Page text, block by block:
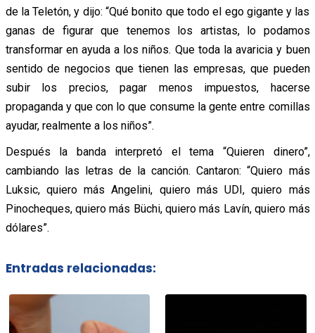
de la Teletón, y dijo: “Qué bonito que todo el ego gigante y las
ganas de figurar que tenemos los artistas, lo podamos
transformar en ayuda a los niños. Que toda la avaricia y buen
sentido de negocios que tienen las empresas, que pueden
subir los precios, pagar menos impuestos, hacerse
propaganda y que con lo que consume la gente entre comillas
ayudar, realmente a los niños”.
Después la banda interpretó el tema “Quieren dinero”,
cambiando las letras de la canción. Cantaron: “Quiero más
Luksic, quiero más Angelini, quiero más UDI, quiero más
Pinocheques, quiero más Büchi, quiero más Lavín, quiero más
dólares”.
Entradas relacionadas: